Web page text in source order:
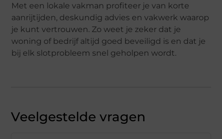
Met een lokale vakman profiteer je van korte
aanrijtijden, deskundig advies en vakwerk waarop
je kunt vertrouwen. Zo weet je zeker dat je
woning of bedrijf altijd goed beveiligd is en dat je
bij elk slotprobleem snel geholpen wordt.
Veelgestelde vragen